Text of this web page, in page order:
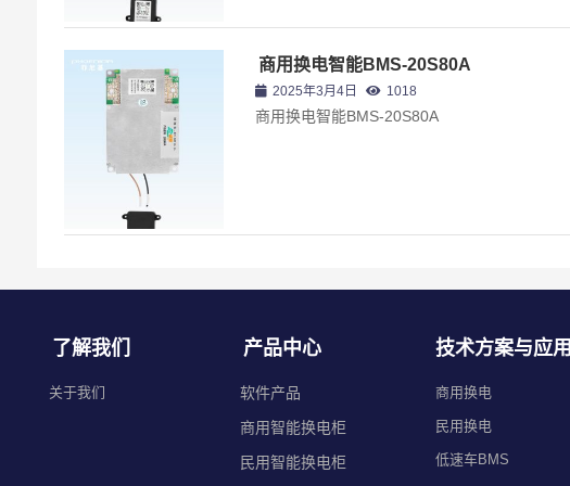
商用换电智能BMS-20S80A
2025年3月4日 1018
商用换电智能BMS-20S80A
了解我们
关于我们
产品中心
软件产品
商用智能换电柜
民用智能换电柜
技术方案与应用
商用换电
民用换电
低速车BMS